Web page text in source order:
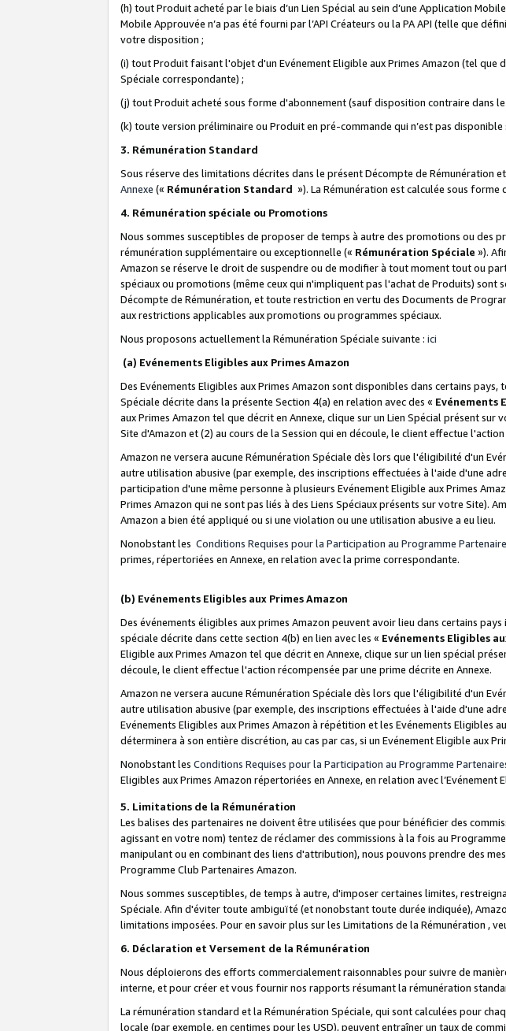
(h) tout Produit acheté par le biais d’un Lien Spécial au sein d’une Application
Mobile Approuvée n’a pas été fourni par l’API Créateurs ou la PA API (telle que
votre disposition ;
(i) tout Produit faisant l'objet d'un Evénement Eligible aux Primes Amazon (tel que
Spéciale correspondante) ;
(j) tout Produit acheté sous forme d'abonnement (sauf disposition contraire dans
(k) toute version préliminaire ou Produit en pré-commande qui n’est pas
3. Rémunération Standard
Sous réserve des limitations décrites dans le présent Décompte de Rémunération
Annexe (« Rémunération Standard »). La Rémunération est calculée sous
4. Rémunération spéciale ou Promotions
Nous sommes susceptibles de proposer de temps à autre des promotions ou des
rémunération supplémentaire ou exceptionnelle (« Rémunération Spéciale »).
Amazon se réserve le droit de suspendre ou de modifier à tout moment tout ou
spéciaux ou promotions (même ceux qui n'impliquent pas l'achat de Produits)
Décompte de Rémunération, et toute restriction en vertu des Documents de
aux restrictions applicables aux promotions ou programmes spéciaux.
Nous proposons actuellement la Rémunération Spéciale suivante : ici
(a) Evénements Eligibles aux Primes Amazon
Des Evénements Eligibles aux Primes Amazon sont disponibles dans certains pays,
Spéciale décrite dans la présente Section 4(a) en relation avec des « Evénements
aux Primes Amazon tel que décrit en Annexe, clique sur un Lien Spécial présent
Site d'Amazon et (2) au cours de la Session qui en découle, le client effectue
Amazon ne versera aucune Rémunération Spéciale dès lors que l'éligibilité d'un
autre utilisation abusive (par exemple, des inscriptions effectuées à l'aide d'une
participation d'une même personne à plusieurs Evénement Eligible aux Primes
Primes Amazon qui ne sont pas liés à des Liens Spéciaux présents sur votre Site).
Amazon a bien été appliqué ou si une violation ou une utilisation abusive a eu lieu.
Nonobstant les Conditions Requises pour la Participation au Programme
primes, répertoriées en Annexe, en relation avec la prime correspondante.
(b) Evénements Eligibles aux Primes Amazon
Des événements éligibles aux primes Amazon peuvent avoir lieu dans certains pays
spéciale décrite dans cette section 4(b) en lien avec les « Evénements Eligibles
Eligible aux Primes Amazon tel que décrit en Annexe, clique sur un lien spécial
découle, le client effectue l'action récompensée par une prime décrite en Annexe.
Amazon ne versera aucune Rémunération Spéciale dès lors que l'éligibilité d'un
autre utilisation abusive (par exemple, des inscriptions effectuées à l'aide d'une
Evénements Eligibles aux Primes Amazon à répétition et les Evénements Eligibles
déterminera à son entière discrétion, au cas par cas, si un Evénement Eligible aux
Nonobstant les Conditions Requises pour la Participation au Programme
Eligibles aux Primes Amazon répertoriées en Annexe, en relation avec
5. Limitations de la Rémunération
Les balises des partenaires ne doivent être utilisées que pour bénéficier des
agissant en votre nom) tentez de réclamer des commissions à la fois au
manipulant ou en combinant des liens d'attribution), nous pouvons prendre des
Programme Club Partenaires Amazon.
Nous sommes susceptibles, de temps à autre, d'imposer certaines limites,
Spéciale. Afin d'éviter toute ambiguïté (et nonobstant toute durée indiquée),
limitations imposées. Pour en savoir plus sur les Limitations de la Rémunération ,
6. Déclaration et Versement de la Rémunération
Nous déploierons des efforts commercialement raisonnables pour suivre de
interne, et pour créer et vous fournir nos rapports résumant la rémunération
La rémunération standard et la Rémunération Spéciale, qui sont calculées pour
locale (par exemple, en centimes pour les USD), peuvent entraîner un taux de